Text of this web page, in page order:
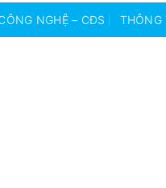
NGHỆ – CĐS